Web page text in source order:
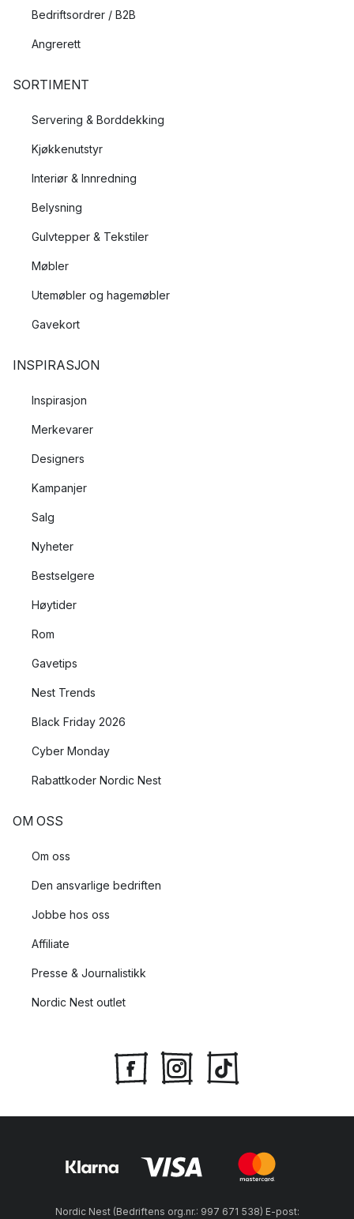
Bedriftsordrer / B2B
Angrerett
SORTIMENT
Servering & Borddekking
Kjøkkenutstyr
Interiør & Innredning
Belysning
Gulvtepper & Tekstiler
Møbler
Utemøbler og hagemøbler
Gavekort
INSPIRASJON
Inspirasjon
Merkevarer
Designers
Kampanjer
Salg
Nyheter
Bestselgere
Høytider
Rom
Gavetips
Nest Trends
Black Friday 2026
Cyber Monday
Rabattkoder Nordic Nest
OM OSS
Om oss
Den ansvarlige bedriften
Jobbe hos oss
Affiliate
Presse & Journalistikk
Nordic Nest outlet
Nordic Nest (Bedriftens org.nr.: 997 671 538) E-post: